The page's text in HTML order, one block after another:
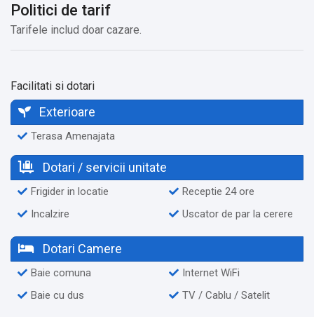
Politici de tarif
Tarifele includ doar cazare.
Facilitati si dotari
Exterioare
Terasa Amenajata
Dotari / servicii unitate
Frigider in locatie
Incalzire
Receptie 24 ore
Uscator de par la cerere
Dotari Camere
Baie comuna
Baie cu dus
Internet WiFi
TV / Cablu / Satelit